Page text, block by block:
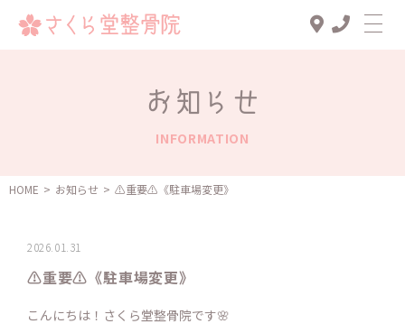
診療メニュー
スタッフ一覧
お知らせ
INFORMATION
HOME > お知らせ > ⚠️重要⚠️《駐車場変更》
2026.01.31
⚠️重要⚠️《駐車場変更》
こんにちは！さくら堂整骨院です🌸